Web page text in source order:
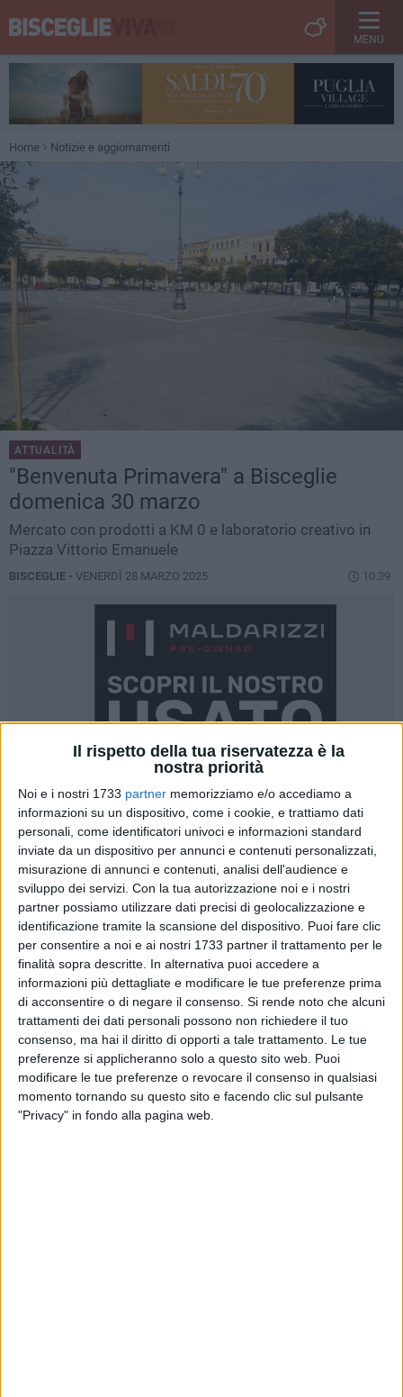
Il rispetto della tua riservatezza è la
nostra priorità
Noi e i nostri 1733 partner memorizziamo e/o accediamo a
informazioni su un dispositivo, come i cookie, e trattiamo dati
personali, come identificatori univoci e informazioni standard
inviate da un dispositivo per annunci e contenuti personalizzati,
misurazione di annunci e contenuti, analisi dell'audience e
sviluppo dei servizi. Con la tua autorizzazione noi e i nostri
partner possiamo utilizzare dati precisi di geolocalizzazione e
identificazione tramite la scansione del dispositivo. Puoi fare clic
per consentire a noi e ai nostri 1733 partner il trattamento per le
finalità sopra descritte. In alternativa puoi accedere a
informazioni più dettagliate e modificare le tue preferenze prima
di acconsentire o di negare il consenso. Si rende noto che alcuni
trattamenti dei dati personali possono non richiedere il tuo
consenso, ma hai il diritto di opporti a tale trattamento. Le tue
preferenze si applicheranno solo a questo sito web. Puoi
modificare le tue preferenze o revocare il consenso in qualsiasi
momento tornando su questo sito e facendo clic sul pulsante
"Privacy" in fondo alla pagina web.
MENU
Home Notizie e aggiornamenti
ATTUALITÀ
"Benvenuta Primavera" a Bisceglie
domenica 30 marzo
Mercato con prodotti a KM 0 e laboratorio creativo in
Piazza Vittorio Emanuele
BISCEGLIE - VENERDÌ 28 MARZO 2025 10.39
2
A cura di
ANTONIO LOPOPOLO
"Benvenuta Primavera" è il titolo della manifestazione
organizzata dall'associazione di promozione sociale La
Puglia in Piazza, con il patrocinio del Comune di Bisceglie.
L'evento, in programma il 30 marzo si terrà in piazza Vittorio
Emanuele II.
La giornata proporrà una mostra mercato di prodotti
agroalimentari a chilometro zero e di artigianato locale,